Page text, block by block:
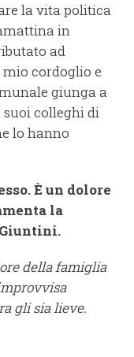
la vita politica
in
ad
cordoglio e
giunga a
colleghi di
lo hanno
È un dolore
la
della famiglia
gli sia lieve.